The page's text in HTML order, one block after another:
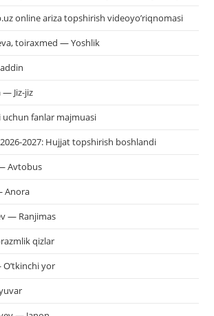
online ariza topshirish videoyo’riqnomasi
toiraxmed — Yoshlik
— Jiz-jiz
uchun fanlar majmuasi
2027: Hujjat topshirish boshlandi
Avtobus
Anora
— Ranjimas
qizlar
yor